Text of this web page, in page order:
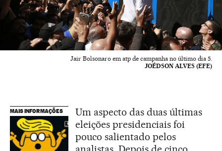
Jair Bolsonaro em atp de campanha no último dia 5.
JOÉDSON ALVES (EFE)
MAIS INFORMAÇÕES
Um aspecto das duas últimas
eleições presidenciais foi
pouco salientado pelos